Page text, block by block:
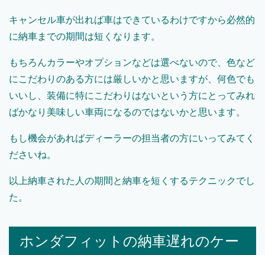
キャンセル車が出れば車はできているわけですから必然的
に納車までの期間は短くなります。
もちろんカラーやオプションなどは選べないので、色など
にこだわりのある方には厳しいかと思いますが、何色でも
いいし、装備に特にこだわりはないという方にとってみれ
ばかなり美味しい車両になるのではないかと思います。
もし機会があればディーラーの担当者の方にいってみてく
ださいね。
以上納車された人の期間と納車を短くするテクニックでし
た。
ホンダフィットの納車遅れのケー